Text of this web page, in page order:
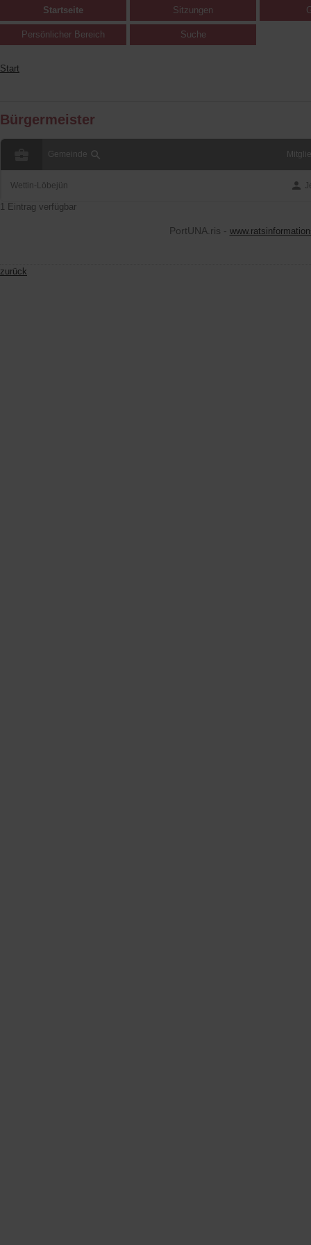
Startseite Sitzungen
Persönlicher Bereich Suche
Start
Bürgermeister
Gemeinde search
Wettin-Löbejün person
1 Eintrag verfügbar
PortUNA.ris -
zurück